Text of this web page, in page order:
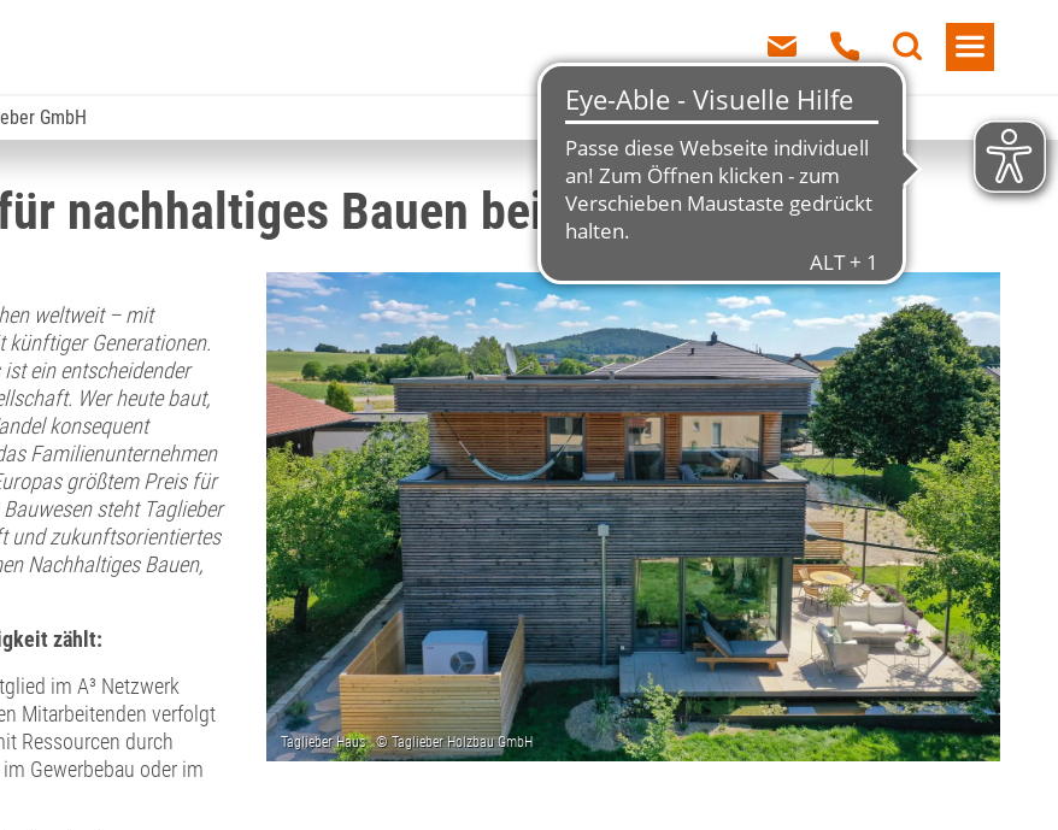
GmbH
nachhaltiges Bauen bei Taglieber GmbH
weltweit – mit
künftiger Generationen.
ein entscheidender
Wer heute baut,
konsequent
Familienunternehmen
größtem Preis für
steht Taglieber
und zukunftsorientiertes
Nachhaltiges Bauen,
zählt:
im A³ Netzwerk
Mitarbeitenden verfolgt
Ressourcen durch
Gewerbebau oder im